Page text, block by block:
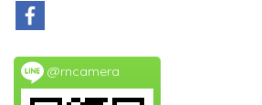
@rncamera